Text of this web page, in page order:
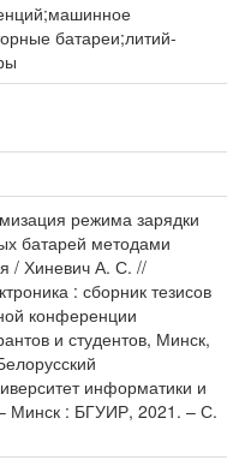
батареи;литий-
режима зарядки
батарей методами
/ Хиневич А. С. //
: сборник тезисов
конференции
и студентов, Минск,
информатики и
Минск : БГУИР, 2021. – С.